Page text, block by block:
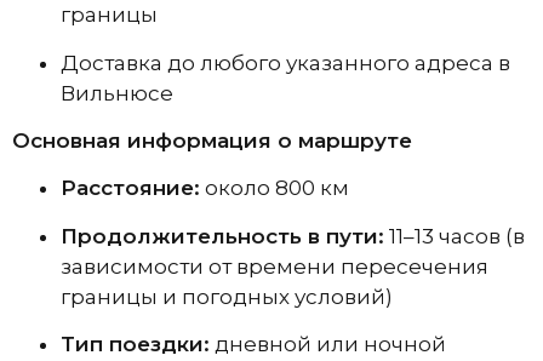
границы
Доставка до любого указанного адреса в
Вильнюсе
Основная информация о маршруте
Расстояние: около 800 км
Продолжительность в пути: 11–13 часов (в
зависимости от времени пересечения
границы и погодных условий)
Тип поездки: дневной или ночной